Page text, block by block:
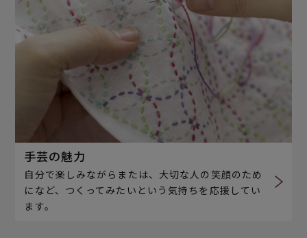
手芸の魅力
自分で楽しみながらまたは、大切な人の笑顔のため
になど、つくってみたいという気持ちを応援してい
ます。